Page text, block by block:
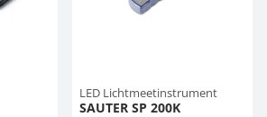
LED Lichtmeetinstrument
SAUTER SP 200K